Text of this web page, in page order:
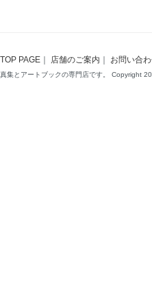
TOP PAGE 店舗のご案内 お問い合
集とアートブックの専門店です。 Copyright